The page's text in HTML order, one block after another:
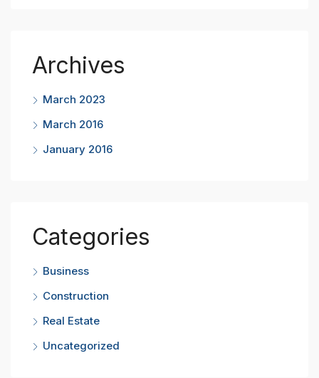
Archives
March 2023
March 2016
January 2016
Categories
Business
Construction
Real Estate
Uncategorized